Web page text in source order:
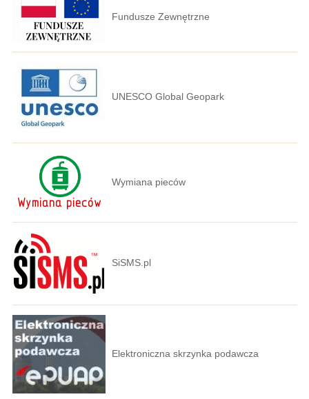
Fundusze Zewnętrzne
UNESCO Global Geopark
Wymiana pieców
SiSMS.pl
Elektroniczna skrzynka podawcza